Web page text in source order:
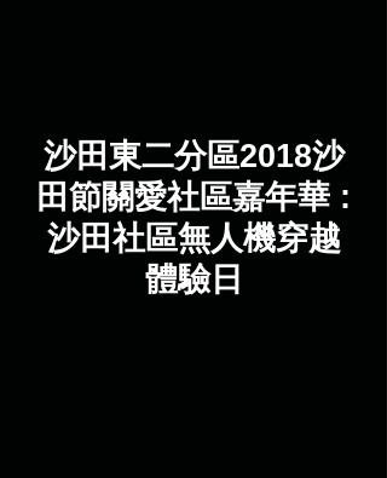
沙田東二分區2018沙
田節關愛社區嘉年華 :
沙田社區無人機穿越
體驗日